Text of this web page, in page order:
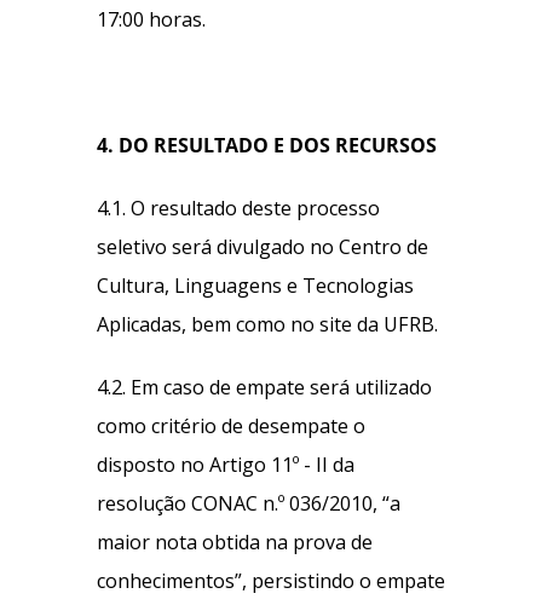
17:00 horas.
4. DO RESULTADO E DOS RECURSOS
4.1. O resultado deste processo
seletivo será divulgado no Centro de
Cultura, Linguagens e Tecnologias
Aplicadas, bem como no site da UFRB.
4.2. Em caso de empate será utilizado
como critério de desempate o
disposto no Artigo 11º - II da
resolução CONAC n.º 036/2010, “a
maior nota obtida na prova de
conhecimentos”, persistindo o empate